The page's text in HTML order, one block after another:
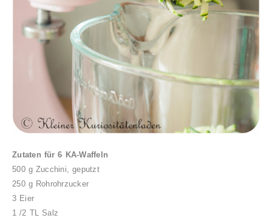
Zutaten für 6 KA-Waffeln
500 g Zucchini, geputzt
250 g Rohrohrzucker
3 Eier
1 /2 TL Salz